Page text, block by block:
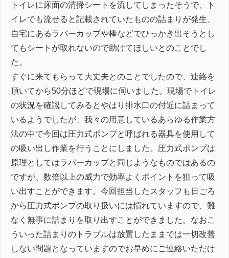
トイレに床面の清掃シートを流してしまったそうで、ト
イレでも流せると記載されていたものの詰まりが発生、
自宅にあるラバーカップや棒などでひっかき出そうとし
てもシートが取れないので助けてほしいとのことでし
た。
すぐに来てもらって大丈夫とのことでしたので、連絡を
頂いてから50分ほどで現場に伺いました。現場でトイレ
の状況を確認してみるとやはり排水口の付近に詰まって
いるようでしたが、我々の用意しているあらゆる作業方
法の中で今回は圧力式ポンプと呼ばれる器具を使用して
の吸い出し作業を行うことにしました。圧力式ポンプは
原理としてはラバーカップと同じようなものではあるの
ですが、数倍以上の威力で効率よくポイントを狙って吸
い出すことができます。今回担当したスタッフも日ごろ
から圧力式ポンプの取り扱いには慣れていますので、難
なく無事に詰まりを取り出すことができました。なおこ
ういった詰まりのトラブルは放置したままでは一切改善
しない問題となっていますのでお早めにご連絡いただけ